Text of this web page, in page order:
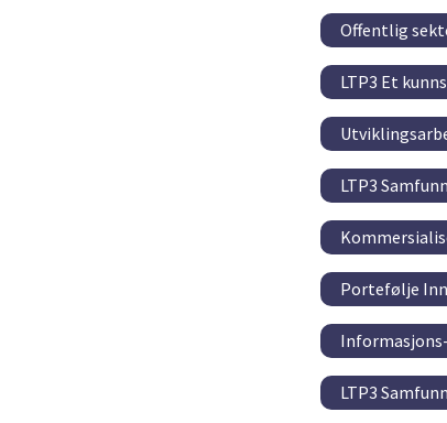
Offentlig
LTP3 Et
LTP3
Portefølje
LTP3